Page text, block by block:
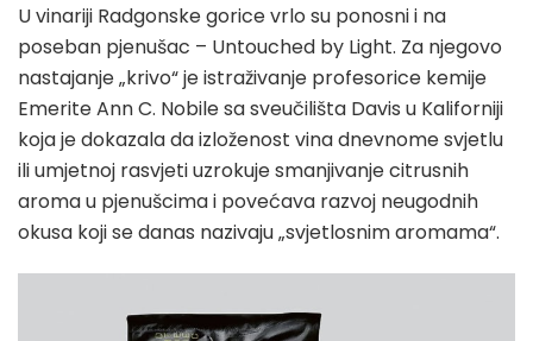
U vinariji Radgonske gorice vrlo su ponosni i na
poseban pjenušac – Untouched by Light. Za njegovo
nastajanje „krivo“ je istraživanje profesorice kemije
Emerite Ann C. Nobile sa sveučilišta Davis u Kaliforniji
koja je dokazala da izloženost vina dnevnome svjetlu
ili umjetnoj rasvjeti uzrokuje smanjivanje citrusnih
aroma u pjenušcima i povećava razvoj neugodnih
okusa koji se danas nazivaju „svjetlosnim aromama“.